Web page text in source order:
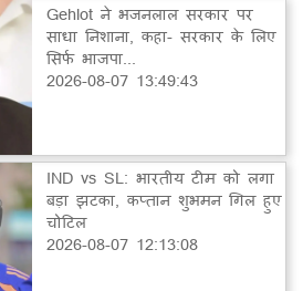
Gehlot ने भजनलाल सरकार पर
साधा निशाना, कहा- सरकार के लिए
सिर्फ भाजपा...
2026-08-07 13:49:43
IND vs SL: भारतीय टीम को लगा
बड़ा झटका, कप्तान शुभमन गिल हुए
चोटिल
2026-08-07 12:13:08